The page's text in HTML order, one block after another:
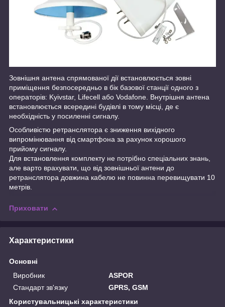
Зовнішня антена спрямованої дії встановлюється зовні
приміщення безпосередньо в бік базової станції одного з
операторів: Kyivstar, Lifecell або Vodafone. Внутрішня антена
встановлюється всередині будівлі в тому місці, де є
необхідність у посиленні сигналу.
Особливістю ретранслятора є зниження вихідного
випромінювання від смартфона за рахунок хорошого
прийому сигналу.
Для встановлення комплекту не потрібно спеціальних знань,
але варто врахувати, що від зовнішньої антени до
ретранслятора довжина кабелю не повинна перевищувати 10
метрів.
Приховати
Характеристики
Основні
Виробник
ASPOR
Стандарт зв'язку
GPRS, GSM
Користувальницькі характеристики